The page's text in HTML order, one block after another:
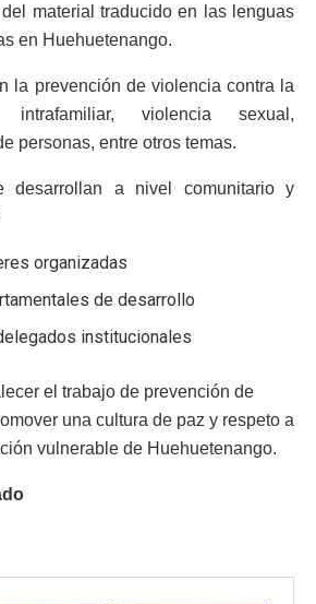
material traducido en las lenguas
en Huehuetenango.
la prevención de violencia contra la
intrafamiliar, violencia sexual,
personas, entre otros temas.
desarrollan a nivel comunitario y
organizadas
de desarrollo
institucionales
el trabajo de prevención de
una cultura de paz y respeto a
vulnerable de Huehuetenango.